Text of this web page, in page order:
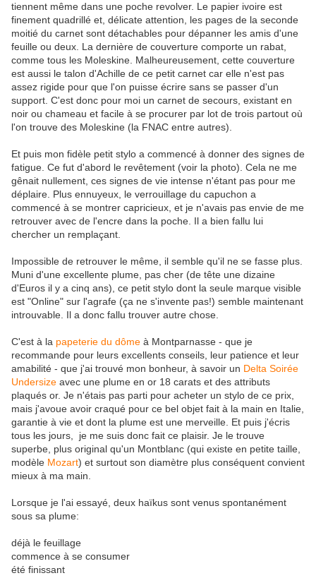
tiennent même dans une poche revolver. Le papier ivoire est
finement quadrillé et, délicate attention, les pages de la seconde
moitié du carnet sont détachables pour dépanner les amis d'une
feuille ou deux. La dernière de couverture comporte un rabat,
comme tous les Moleskine. Malheureusement, cette couverture
est aussi le talon d'Achille de ce petit carnet car elle n'est pas
assez rigide pour que l'on puisse écrire sans se passer d'un
support. C'est donc pour moi un carnet de secours, existant en
noir ou chameau et facile à se procurer par lot de trois partout où
l'on trouve des Moleskine (la FNAC entre autres).
Et puis mon fidèle petit stylo a commencé à donner des signes de
fatigue. Ce fut d'abord le revêtement (voir la photo). Cela ne me
gênait nullement, ces signes de vie intense n'étant pas pour me
déplaire. Plus ennuyeux, le verrouillage du capuchon a
commencé à se montrer capricieux, et je n'avais pas envie de me
retrouver avec de l'encre dans la poche. Il a bien fallu lui
chercher un remplaçant.
Impossible de retrouver le même, il semble qu'il ne se fasse plus.
Muni d'une excellente plume, pas cher (de tête une dizaine
d'Euros il y a cinq ans), ce petit stylo dont la seule marque visible
est "Online" sur l'agrafe (ça ne s'invente pas!) semble maintenant
introuvable. Il a donc fallu trouver autre chose.
C'est à la papeterie du dôme à Montparnasse - que je
recommande pour leurs excellents conseils, leur patience et leur
amabilité - que j'ai trouvé mon bonheur, à savoir un Delta Soirée
Undersize avec une plume en or 18 carats et des attributs
plaqués or. Je n'étais pas parti pour acheter un stylo de ce prix,
mais j'avoue avoir craqué pour ce bel objet fait à la main en Italie,
garantie à vie et dont la plume est une merveille. Et puis j'écris
tous les jours, je me suis donc fait ce plaisir. Je le trouve
superbe, plus original qu'un Montblanc (qui existe en petite taille,
modèle Mozart) et surtout son diamètre plus conséquent convient
mieux à ma main.
Lorsque je l'ai essayé, deux haïkus sont venus spontanément
sous sa plume:
déjà le feuillage
commence à se consumer
été finissant